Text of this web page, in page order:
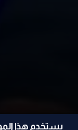
يستخدم هذا